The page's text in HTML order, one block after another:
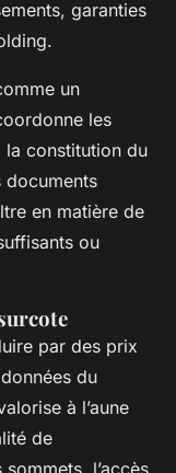
garanties
un
les
la constitution du
documents
en matière de
ou
par des prix
du
à l’aune
de
l’accès